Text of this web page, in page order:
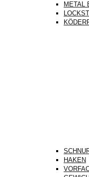
METAL
HAKEN